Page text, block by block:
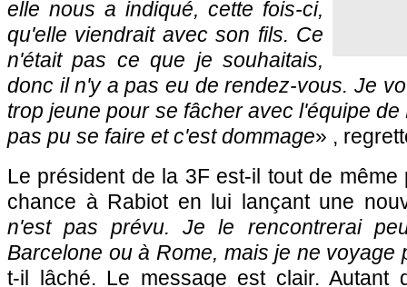
elle nous a indiqué, cette fois-ci,
qu'elle viendrait avec son fils. Ce
n'était pas ce que je souhaitais,
donc il n'y a pas eu de rendez-vous. Je
trop jeune pour se fâcher avec l'équipe
pas pu se faire et c'est dommage» ,
Le président de la 3F est-il tout de
chance à Rabiot en lui lançant une
n'est pas prévu. Je le rencontrerai
Barcelone ou à Rome, mais je ne voyage
t-il lâché. Le message est clair. Autant